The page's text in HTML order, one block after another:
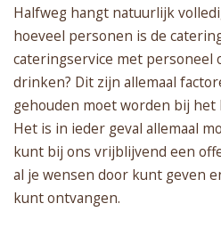
Halfweg hangt natuurlijk
hoeveel personen is de
cateringservice met personeel
drinken? Dit zijn allemaal
gehouden moet worden bij het
Het is in ieder geval allemaal
kunt bij ons vrijblijvend een
al je wensen door kunt geven
kunt ontvangen.